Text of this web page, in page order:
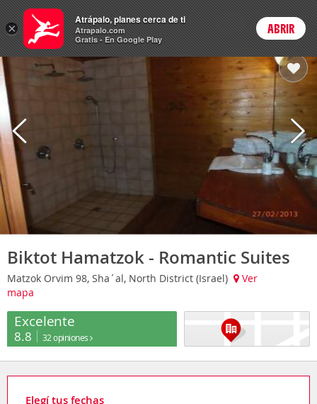
Hoteles Precios en
ARSCambiar moneda
Login
Biktot Hamatzok - Romantic Suites
Matzok Orvim 98, Sha´al, North District (Israel)
Ver
mapa
Excelente
8.8 32 opiniones
Elegí tus fechas
×
Atrápalo, planes cerca de ti
Atrapalo.com
Gratis - En Google Play
ABRIR